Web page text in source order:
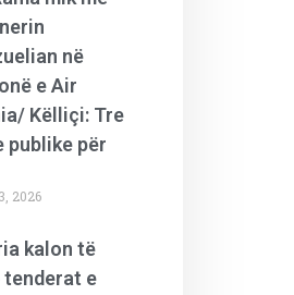
në
e Air
Këlliçi: Tre
publike për
2026
kalon të
tenderat e